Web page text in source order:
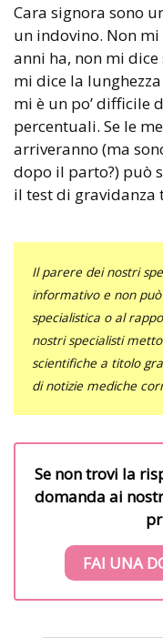
Cara signora sono un medico, non
un indovino. Non
anni ha, non mi
mi dice la
mi è un po’ difficile
percentuali. Se le
arriveranno (ma
dopo il parto?) può
il test di gravidanza
Il parere dei nostri
informativo e non
specialistica o al
nostri specialisti
scientifiche a titolo
di notizie mediche
Se non trovi la
domanda ai
FAI UNA